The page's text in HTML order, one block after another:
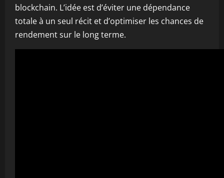
blockchain. L’idée est d’éviter une dépendance
totale à un seul récit et d’optimiser les chances de
rendement sur le long terme.